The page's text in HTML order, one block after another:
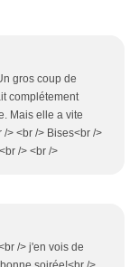
gros coup de
complétement
Mais elle a vite
> <br /> Bises<br />
/> <br />
/> j'en vois de